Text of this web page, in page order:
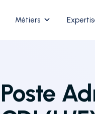
Métiers
Poste